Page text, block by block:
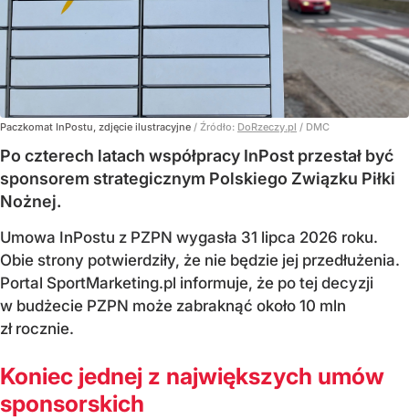
Paczkomat InPostu, zdjęcie ilustracyjne / Źródło: DoRzeczy.pl / DMC
Po czterech latach współpracy InPost przestał być
sponsorem strategicznym Polskiego Związku Piłki
Nożnej.
Umowa InPostu z PZPN wygasła 31 lipca 2026 roku.
Obie strony potwierdziły, że nie będzie jej przedłużenia.
Portal SportMarketing.pl informuje, że po tej decyzji
w budżecie PZPN może zabraknąć około 10 mln
zł rocznie.
Koniec jednej z największych umów
sponsorskich